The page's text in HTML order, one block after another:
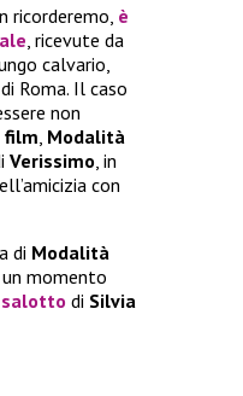
ricorderemo, è
, ricevute da
calvario,
Roma. Il caso
non
film, Modalità
Verissimo, in
con
di Modalità
momento
salotto di Silvia